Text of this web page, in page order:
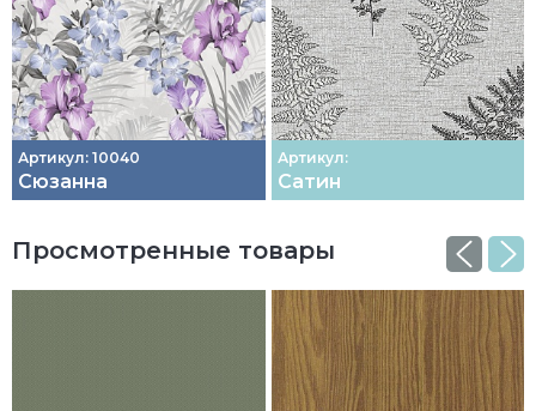
Артикул: 10040
Сюзанна
Артикул:
Сатин
Просмотренные товары